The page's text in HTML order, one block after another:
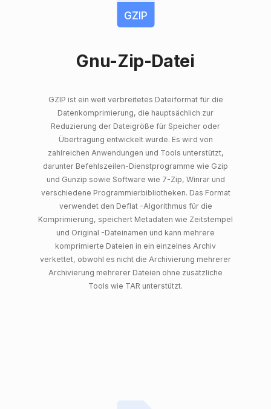
GZIP
Gnu-Zip-Datei
GZIP ist ein weit verbreitetes Dateiformat für die
Datenkomprimierung, die hauptsächlich zur
Reduzierung der Dateigröße für Speicher oder
Übertragung entwickelt wurde. Es wird von
zahlreichen Anwendungen und Tools unterstützt,
darunter Befehlszeilen-Dienstprogramme wie Gzip
und Gunzip sowie Software wie 7-Zip, Winrar und
verschiedene Programmierbibliotheken. Das Format
verwendet den Deflat -Algorithmus für die
Komprimierung, speichert Metadaten wie Zeitstempel
und Original -Dateinamen und kann mehrere
komprimierte Dateien in ein einzelnes Archiv
verkettet, obwohl es nicht die Archivierung mehrerer
Archivierung mehrerer Dateien ohne zusätzliche
Tools wie TAR unterstützt.